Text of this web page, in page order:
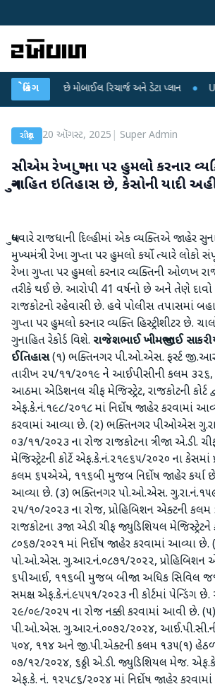
બ્રેકિંગ
શકે છે મોબાઈલ રિચાર્જ અને ડેટા પ્લાન ● UGC-NET
રાષ્ટ્રીય 20 ઑગસ્ટ, 2025 Super Admin
સીએમ રેખા ગુપ્તા પર હુમલો કરનાર
ગુનાહિત ઇતિહાસ છે, કેસોની યાદી
બુધવારે રાજધાની દિલ્હીમાં એક વ્યક્તિએ જાહેર
મુખ્યમંત્રી રેખા ગુપ્તા પર હુમલો કર્યો ત્યારે લોકો
રેખા ગુપ્તા પર હુમલો કરનાર વ્યક્તિની ઓળખ
તરીકે થઈ છે. આરોપી 41 વર્ષનો છે અને તેણે દાવો
રાજકોટનો રહેવાસી છે. હવે પોલીસ તપાસમાં
ગુપ્તા પર હુમલો કરનાર વ્યક્તિ હિસ્ટ્રીશીટર છે.
ગુનાહિત રેકોર્ડ વિશે. રાજેશભાઈ ખીમજીભાઈ
ઈતિહાસ(૧) ભક્તિનગર પી.ઓ.એસ. ફર્સ્ટ
તારીખ ૨૫/૧૧/૨૦૧૯ ને આઈપીસીની કલમ
આઠમા એડિશનલ ચીફ મેજિસ્ટ્રેટ, રાજકોટની કોર્ટ
એફ.કે.નં.૧૯૮/૨૦૧૮ માં નિર્દોષ જાહેર કરવામાં
કરવામાં આવ્યા છે. (૨) ભક્તિનગર પીઓએસ
૦૩/૧૧/૨૦૨૩ ના રોજ રાજકોટના ત્રીજા એ.ડી.
મેજિસ્ટ્રેટની કોર્ટે એફ.કે.નં.૨૧૯૬૫/૨૦૨૦ ના કેસમાં
કલમ ૬૫એએ, ૧૧૬બી મુજબ નિર્દોષ જાહેર કર્યા
આવ્યા છે. (૩) ભક્તિનગર પો.ઓ.એસ.
૨૫/૧૦/૨૦૨૩ ના રોજ, પ્રોહિબિશન એક્ટની
રાજકોટના ૩જા એડી ચીફ જ્યુડિશિયલ મેજિસ્ટ્રેટને
૮૦૬૭/૨૦૨૧ માં નિર્દોષ જાહેર કરવામાં આવ્યા
પો.ઓ.એસ. ગુ.આર.નં.૦૮૭૧/૨૦૨૨, પ્રોહિબિશન
૬પીઆઈ, ૧૧૬બી મુજબ બીજા અધિક
સમક્ષ એફ.કે.નં.૯૫૫૧/૨૦૨૩ ની કોર્ટમાં પેન્ડિંગ
૨૯/૦૯/૨૦૨૫ ના રોજ નક્કી કરવામાં આવી છે.
પી.ઓ.એસ. ગુ.આર.નં.૦૦૭૨/૨૦૨૪,
૫૦૪, ૧૧૪ અને જી.પી.એક્ટની કલમ ૧૩૫(૧)
૦૭/૧૨/૨૦૨૪, ૬ઠ્ઠી એ.ડી. જ્યુડિશિયલ મેજ.
એફ.કે. નં. ૧૨૫૮૬/૨૦૨૪ માં નિર્દોષ જાહેર